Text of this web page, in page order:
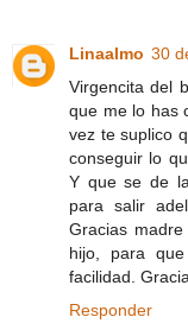
Linaalmo 30
Virgencita del
que me lo has
vez te suplico
conseguir lo
Y que se de
para salir
Gracias
hijo, para
facilidad.
Responder